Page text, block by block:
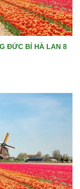
ĐỨC BỈ HÀ LAN 8